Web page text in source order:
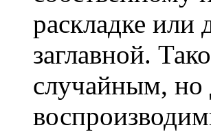
раскладке или
заглавной.
случайным, но